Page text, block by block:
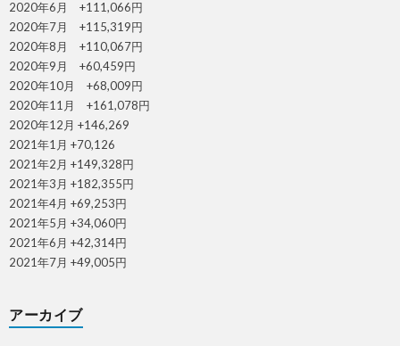
2020年6月 +111,066円
2020年7月 +115,319円
2020年8月 +110,067円
2020年9月 +60,459円
2020年10月 +68,009円
2020年11月 +161,078円
2020年12月 +146,269
2021年1月 +70,126
2021年2月 +149,328円
2021年3月 +182,355円
2021年4月 +69,253円
2021年5月 +34,060円
2021年6月 +42,314円
2021年7月 +49,005円
アーカイブ